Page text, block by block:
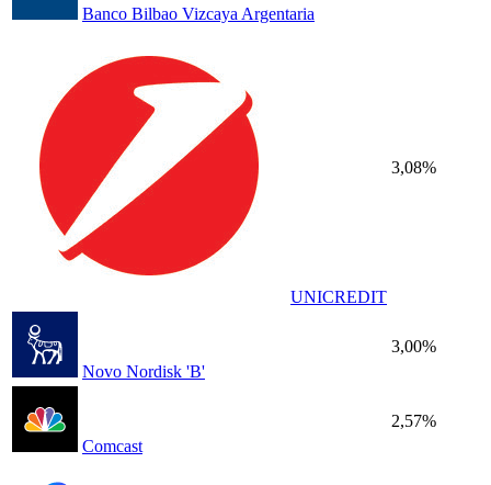
Banco Bilbao Vizcaya Argentaria
UNICREDIT
3,08%
Novo Nordisk 'B'
3,00%
Comcast
2,57%